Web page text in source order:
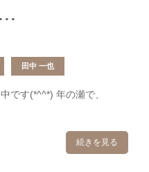
･
田中 一也
です(*^^*) 年の瀬で、
続きを見る